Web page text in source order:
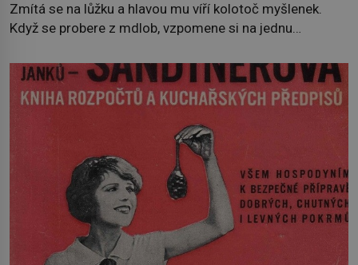
Zmítá se na lůžku a hlavou mu víří kolotoč myšlenek.
Když se probere z mdlob, vzpomene si na jednu
Prorokovala mu tragický osud. Tehdy se jí vysmál.
„Robespierre to dotáhne hodně daleko,“ prohlásil o něm
jiný významný francouzský revolucionář, Honoré de